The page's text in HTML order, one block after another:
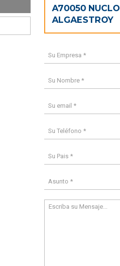
A70050 NUCLO
ALGAESTROY